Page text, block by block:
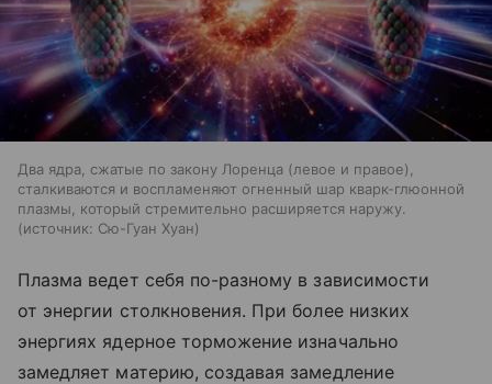
Два ядра, сжатые по закону Лоренца (левое и правое),
сталкиваются и воспламеняют огненный шар кварк-глюонной
плазмы, который стремительно расширяется наружу.
источник: Сю-Гуан Хуан
Плазма ведет себя по-разному в зависимости
от энергии столкновения. При более низких
энергиях ядерное торможение изначально
замедляет материю, создавая замедление